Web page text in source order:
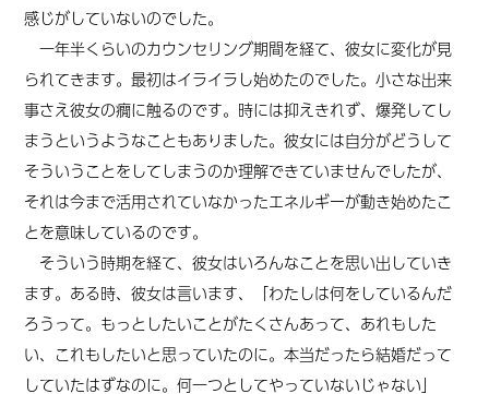
感じがしていないのでした。
一年半くらいのカウンセリング期間を経て、彼女に変化が見
られてきます。最初はイライラし始めたのでした。小さな出来
事さえ彼女の癇に触るのです。時には抑えきれず、爆発してし
まうというようなこともありました。彼女には自分がどうして
そういうことをしてしまうのか理解できていませんでしたが、
それは今まで活用されていなかったエネルギーが動き始めたこ
とを意味しているのです。
そういう時期を経て、彼女はいろんなことを思い出していき
ます。ある時、彼女は言います、「わたしは何をしているんだ
ろうって。もっとしたいことがたくさんあって、あれもした
い、これもしたいと思っていたのに。本当だったら結婚だって
していたはずなのに。何一つとしてやっていないじゃない」